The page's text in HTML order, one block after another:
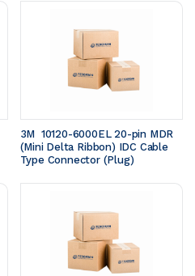
3M  10120-6000EL 20-pin MDR
(Mini Delta Ribbon) IDC Cable
Type Connector (Plug)